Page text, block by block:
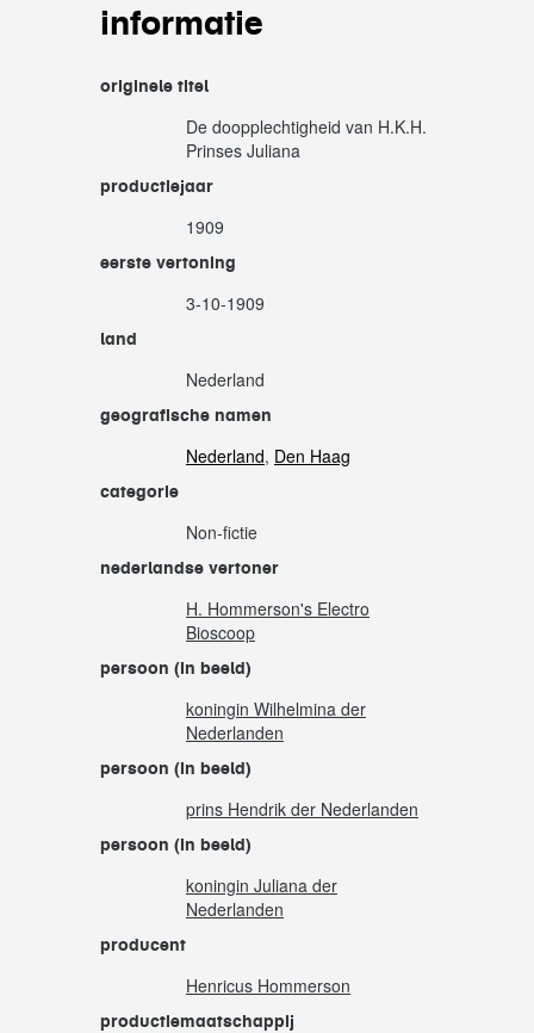
informatie
originele titel
De doopplechtigheid van H.K.H.
Prinses Juliana
productiejaar
1909
eerste vertoning
3-10-1909
land
Nederland
geografische namen
Nederland, Den Haag
categorie
Non-fictie
nederlandse vertoner
H. Hommerson's Electro
Bioscoop
persoon (in beeld)
koningin Wilhelmina der
Nederlanden
persoon (in beeld)
prins Hendrik der Nederlanden
persoon (in beeld)
koningin Juliana der
Nederlanden
producent
Henricus Hommerson
productiemaatschappij